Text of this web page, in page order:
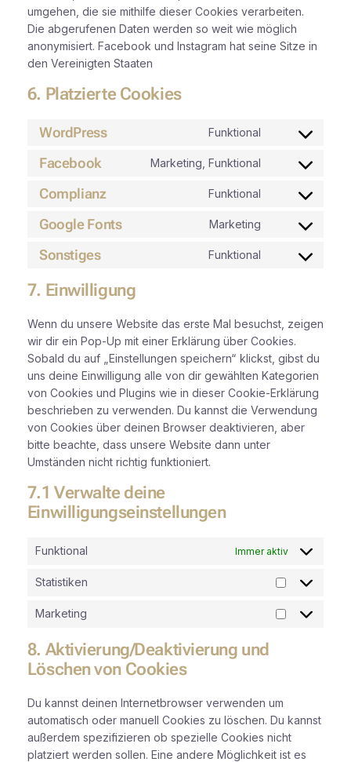
umgehen, die sie mithilfe dieser Cookies verarbeiten.
Die abgerufenen Daten werden so weit wie möglich
anonymisiert. Facebook und Instagram hat seine Sitze in
den Vereinigten Staaten
6. Platzierte Cookies
WordPress Funktional
Consent
wordpress
Facebook Marketing, Funktional
Consent
facebook
Complianz Funktional
Consent
complianz
Google Fonts Marketing
Consent
Sonstiges Funktional
Consent
7. Einwilligung
Wenn du unsere Website das erste Mal besuchst, zeigen
wir dir ein Pop-Up mit einer Erklärung über Cookies.
Sobald du auf „Einstellungen speichern“ klickst, gibst du
uns deine Einwilligung alle von dir gewählten Kategorien
von Cookies und Plugins wie in dieser Cookie-Erklärung
beschrieben zu verwenden. Du kannst die Verwendung
von Cookies über deinen Browser deaktivieren, aber
bitte beachte, dass unsere Website dann unter
Umständen nicht richtig funktioniert.
7.1 Verwalte deine
Einwilligungseinstellungen
Funktional Immer aktiv
Statistiken
Statistiken
Marketing
Marketing
8. Aktivierung/Deaktivierung und
Löschen von Cookies
Du kannst deinen Internetbrowser verwenden um
automatisch oder manuell Cookies zu löschen. Du kannst
außerdem spezifizieren ob spezielle Cookies nicht
platziert werden sollen. Eine andere Möglichkeit ist es